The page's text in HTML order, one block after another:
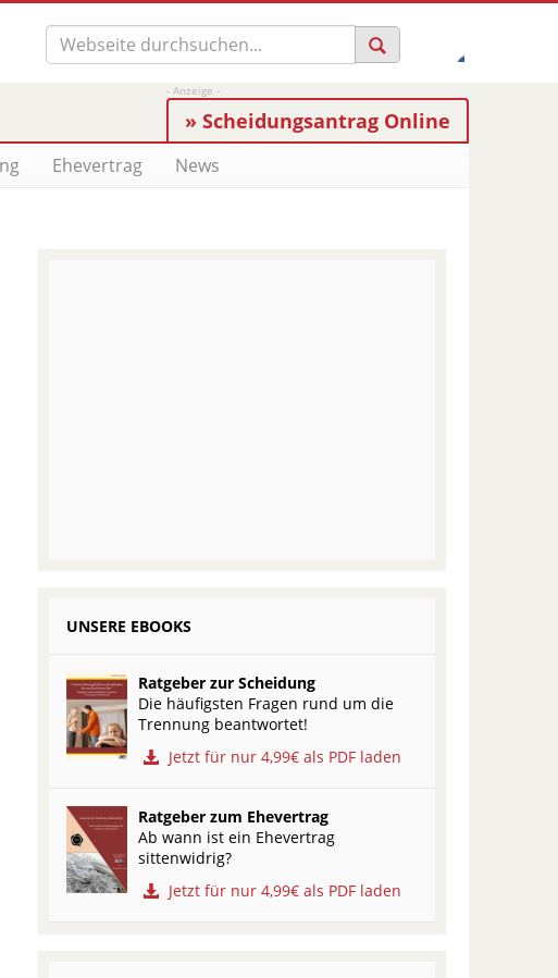
» Scheidungsantrag Online
Ehevertrag News
UNSERE EBOOKS
Ratgeber zur Scheidung
Die häufigsten Fragen rund um die
Trennung beantwortet!
Jetzt für nur 4,99€ als PDF laden
Ratgeber zum Ehevertrag
Ab wann ist ein Ehevertrag
sittenwidrig?
Jetzt für nur 4,99€ als PDF laden